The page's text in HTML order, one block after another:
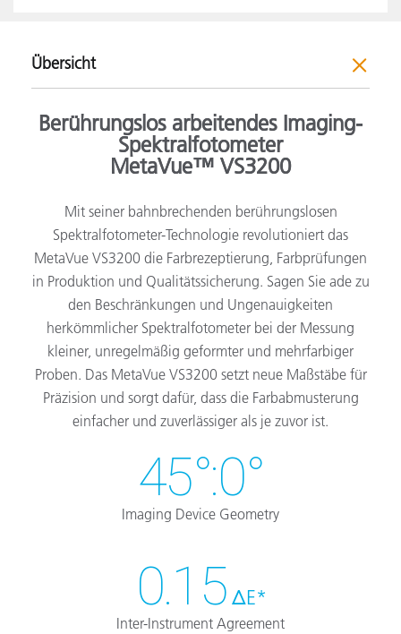
Übersicht
Berührungslos arbeitendes Imaging-
Spektralfotometer
MetaVue™ VS3200
Mit seiner bahnbrechenden berührungslosen
Spektralfotometer-Technologie revolutioniert das
MetaVue VS3200 die Farbrezeptierung, Farbprüfungen
in Produktion und Qualitätssicherung. Sagen Sie ade zu
den Beschränkungen und Ungenauigkeiten
herkömmlicher Spektralfotometer bei der Messung
kleiner, unregelmäßig geformter und mehrfarbiger
Proben. Das MetaVue VS3200 setzt neue Maßstäbe für
Präzision und sorgt dafür, dass die Farbabmusterung
einfacher und zuverlässiger als je zuvor ist.
45°:0°
Imaging Device Geometry
0.15 ΔE*
Inter-Instrument Agreement